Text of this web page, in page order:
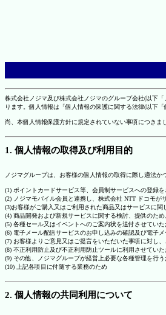
株式会社ノジマ及び株式会社ノジマのグループ会社(以下
ります。個人情報は「個人情報の保護に関する法律(以下
尚、本個人情報保護方針に規定されていない事項につきま
1. 個人情報の取得及び利用目的
ノジマグループは、お客様の個人情報の取得に際し適法
(1) ポイントカードサービス等、会員制サービスへの登録
(2) ノジマモバイル会員と連携し、株式会社 NTT ドコモが
(3)お客様がご購入又はご利用された商品又はサービスに
(4) 商品開発および新規サービスに関する検討、提供のため
(5) 各種セール又はイベントへのご案内状を送付させていた
(6) 電子メール配信サービスのお申し込みの確認及び電子メ
(7) お客様よりご意見又はご提言をいただいた事項に対し、
(8) 不正利用防止及び不正利用防止ツールに利用させていた
(9) その他、ノジマグループが経営上必要な各種管理を行う
(10) 上記各項目に付随する業務のため
2. 個人情報の共同利用について